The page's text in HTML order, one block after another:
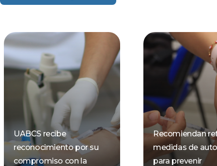
UABCS recibe
reconocimiento por su
compromiso con la
Recomiendan
medidas de
para prevenir